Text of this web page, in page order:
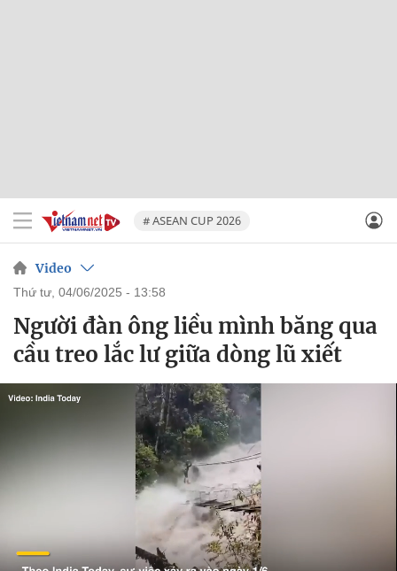
# ASEAN CUP 2026
Video
thứ tư, 04/06/2025 - 13:58
Người đàn ông liều mình băng qua
cầu treo lắc lư giữa dòng lũ xiết